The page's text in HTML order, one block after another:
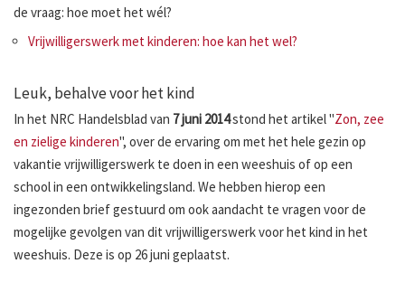
de vraag: hoe moet het wél?
Vrijwilligerswerk met kinderen: hoe kan het wel?
Leuk, behalve voor het kind
In het NRC Handelsblad van 7 juni 2014stond het artikel "Zon, zee
en zielige kinderen", over de ervaring om met het hele gezin op
vakantie vrijwilligerswerk te doen in een weeshuis of op een
school in een ontwikkelingsland. We hebben hierop een
ingezonden brief gestuurd om ook aandacht te vragen voor de
mogelijke gevolgen van dit vrijwilligerswerk voor het kind in het
weeshuis. Deze is op 26 juni geplaatst.